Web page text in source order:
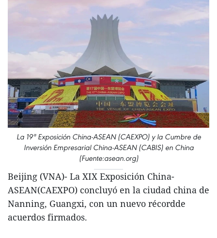
La 19ª Exposición China-ASEAN (CAEXPO) y la Cumbre de
Inversión Empresarial China-ASEAN (CABIS) en China
(Fuente:asean.org)
Beijing (VNA)- La XIX Exposición China-
ASEAN(CAEXPO) concluyó en la ciudad china de
Nanning, Guangxi, con un nuevo récordde
acuerdos firmados.